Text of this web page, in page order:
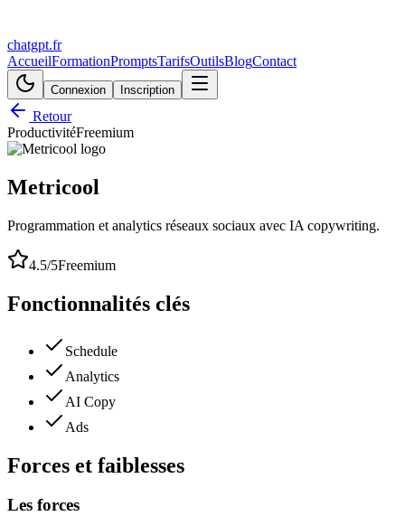
chatgpt.fr
AccueilFormationPromptsTarifsOutilsBlogContact
Connexion Inscription
Retour
ProductivitéFreemium
Metricool
Programmation et analytics réseaux sociaux avec IA copywriting.
4.5/5Freemium
Fonctionnalités clés
Schedule
Analytics
AI Copy
Ads
Forces et faiblesses
Les forces